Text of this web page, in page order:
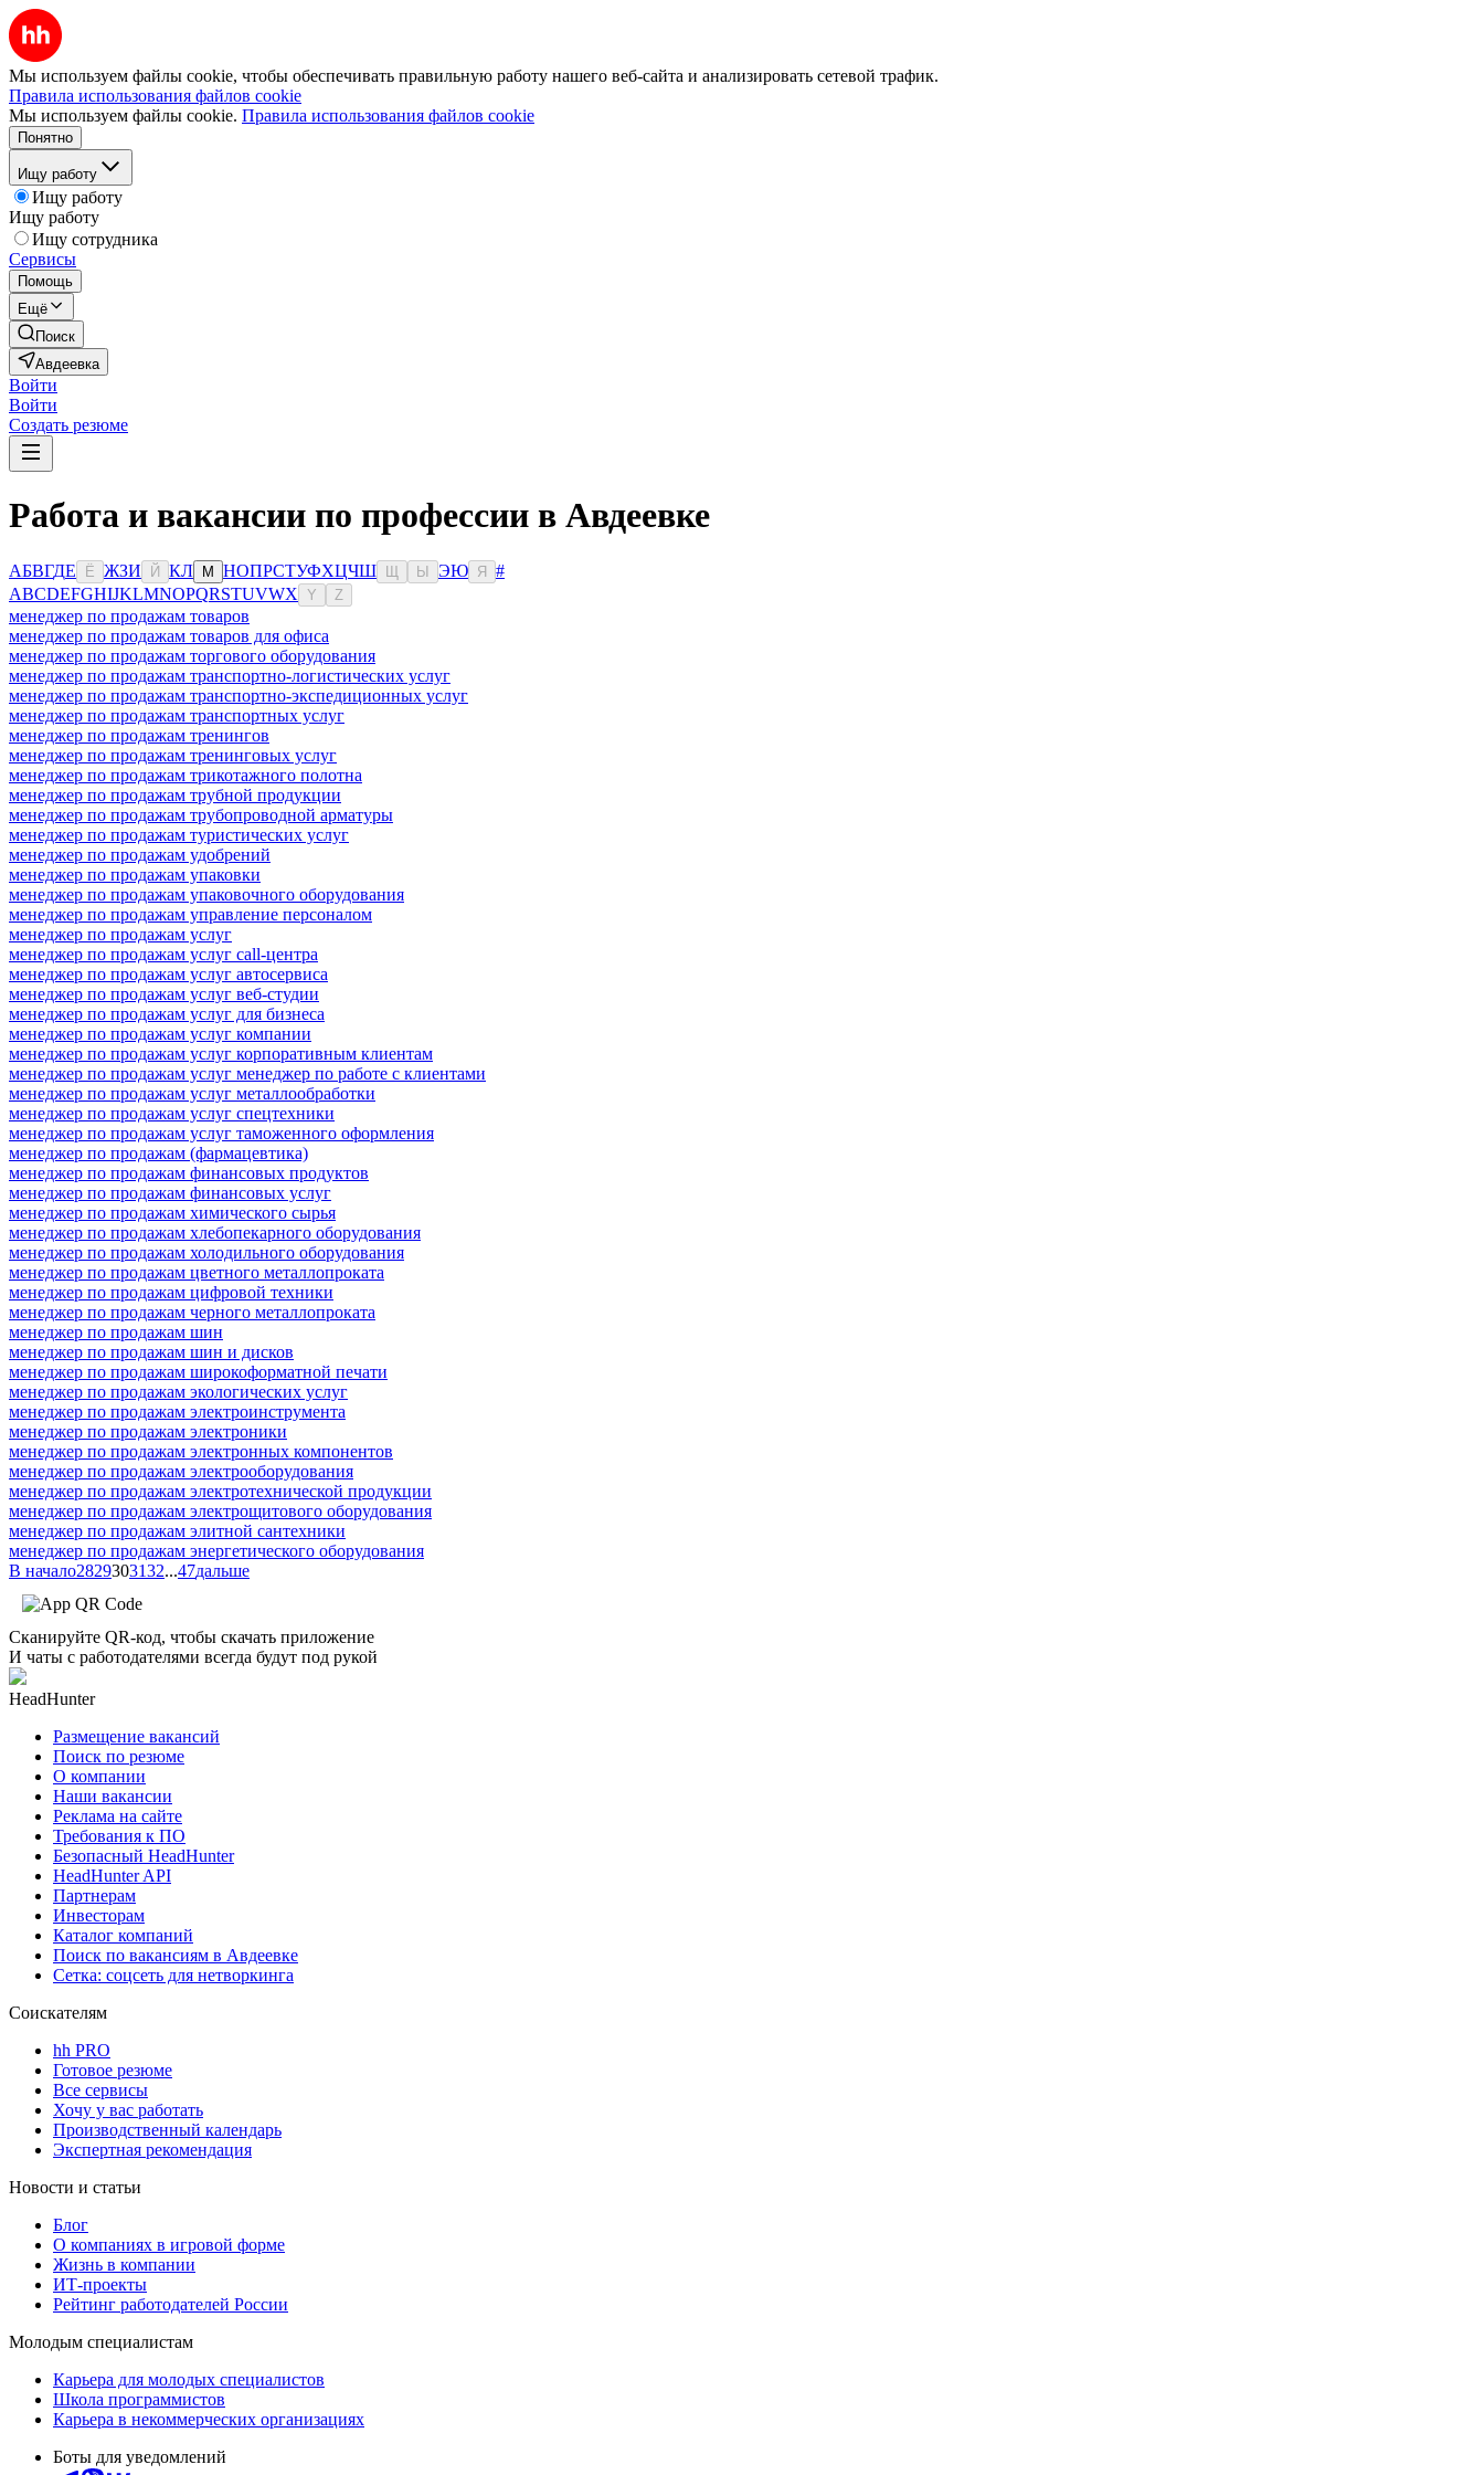
Мы используем файлы cookie, чтобы обеспечивать правильную работу нашего веб-сайта и анализировать сетевой трафик.
Правила использования файлов cookie
Мы используем файлы cookie. Правила использования файлов cookie
Понятно
Ищу работу
Ищу работу
Ищу работу
Ищу сотрудника
Сервисы
Помощь
Ещё
Поиск
Авдеевка
Войти
Войти
Создать резюме
Работа и вакансии по профессии в Авдеевке
АБВГДЕ Ё ЖЗИ Й КЛ М НОПРСТУФХЦЧШ Ы ЭЮ Я
#
ABCDEFGHIJKLMNOPQRSTUVWX Y Z
менеджер по продажам товаров
менеджер по продажам товаров для офиса
менеджер по продажам торгового оборудования
менеджер по продажам транспортно-логистических услуг
менеджер по продажам транспортно-экспедиционных услуг
менеджер по продажам транспортных услуг
менеджер по продажам тренингов
менеджер по продажам тренинговых услуг
менеджер по продажам трикотажного полотна
менеджер по продажам трубной продукции
менеджер по продажам трубопроводной арматуры
менеджер по продажам туристических услуг
менеджер по продажам удобрений
менеджер по продажам упаковки
менеджер по продажам упаковочного оборудования
менеджер по продажам управление персоналом
менеджер по продажам услуг
менеджер по продажам услуг call-центра
менеджер по продажам услуг автосервиса
менеджер по продажам услуг веб-студии
менеджер по продажам услуг для бизнеса
менеджер по продажам услуг компании
менеджер по продажам услуг корпоративным клиентам
менеджер по продажам услуг менеджер по работе с клиентами
менеджер по продажам услуг металлообработки
менеджер по продажам услуг спецтехники
менеджер по продажам услуг таможенного оформления
менеджер по продажам (фармацевтика)
менеджер по продажам финансовых продуктов
менеджер по продажам финансовых услуг
менеджер по продажам химического сырья
менеджер по продажам хлебопекарного оборудования
менеджер по продажам холодильного оборудования
менеджер по продажам цветного металлопроката
менеджер по продажам цифровой техники
менеджер по продажам черного металлопроката
менеджер по продажам шин
менеджер по продажам шин и дисков
менеджер по продажам широкоформатной печати
менеджер по продажам экологических услуг
менеджер по продажам электроинструмента
менеджер по продажам электроники
менеджер по продажам электронных компонентов
менеджер по продажам электрооборудования
менеджер по продажам электротехнической продукции
менеджер по продажам электрощитового оборудования
менеджер по продажам элитной сантехники
менеджер по продажам энергетического оборудования
В начало2829303132...47дальше
Сканируйте QR-код, чтобы скачать приложение
И чаты с работодателями всегда будут под рукой
HeadHunter
Размещение вакансий
Поиск по резюме
О компании
Наши вакансии
Реклама на сайте
Требования к ПО
Безопасный HeadHunter
HeadHunter API
Партнерам
Инвесторам
Каталог компаний
Поиск по вакансиям в Авдеевке
Сетка: соцсеть для нетворкинга
Соискателям
hh PRO
Готовое резюме
Все сервисы
Хочу у вас работать
Производственный календарь
Экспертная рекомендация
Новости и статьи
Блог
О компаниях в игровой форме
Жизнь в компании
ИТ-проекты
Рейтинг работодателей России
Молодым специалистам
Карьера для молодых специалистов
Школа программистов
Карьера в некоммерческих организациях
Боты для уведомлений